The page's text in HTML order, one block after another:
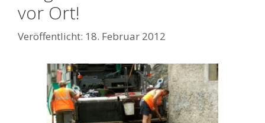
vor Ort!
18. Februar 2012